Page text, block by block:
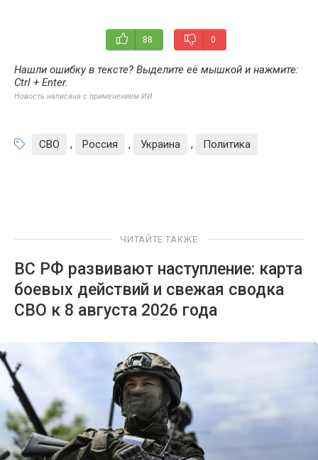
88 0
Нашли ошибку в тексте? Выделите её мышкой и нажмите:
Ctrl + Enter.
Новость написана с применением ИИ
СВО , Россия , Украина , Политика
ЧИТАЙТЕ ТАКЖЕ
ВС РФ развивают наступление: карта
боевых действий и свежая сводка
СВО к 8 августа 2026 года